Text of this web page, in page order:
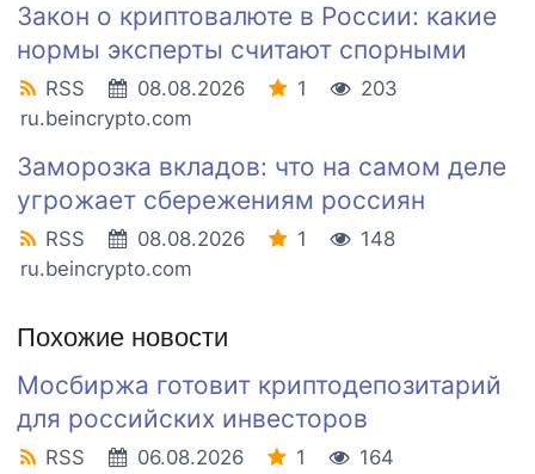
Закон о криптовалюте в России: какие
нормы эксперты считают спорными
RSS 08.08.2026 1
203
ru.beincrypto.com
Заморозка вкладов: что на самом деле
угрожает сбережениям россиян
RSS 08.08.2026 1
148
ru.beincrypto.com
Похожие новости
Мосбиржа готовит криптодепозитарий
для российских инвесторов
RSS 06.08.2026 1
164